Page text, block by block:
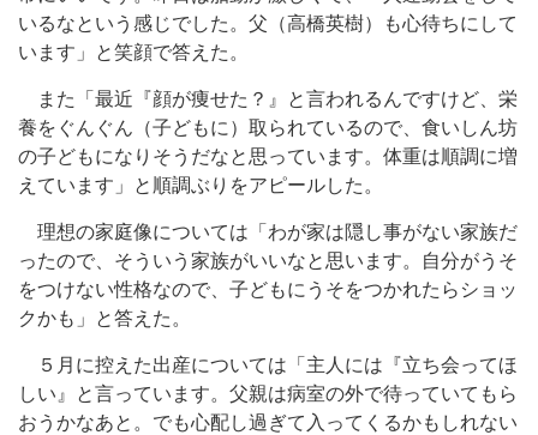
いるなという感じでした。父（高橋英樹）も心待ちにして
います」と笑顔で答えた。
また「最近『顔が痩せた？』と言われるんですけど、栄
養をぐんぐん（子どもに）取られているので、食いしん坊
の子どもになりそうだなと思っています。体重は順調に増
えています」と順調ぶりをアピールした。
理想の家庭像については「わが家は隠し事がない家族だ
ったので、そういう家族がいいなと思います。自分がうそ
をつけない性格なので、子どもにうそをつかれたらショッ
クかも」と答えた。
５月に控えた出産については「主人には『立ち会ってほ
しい』と言っています。父親は病室の外で待っていてもら
おうかなあと。でも心配し過ぎて入ってくるかもしれない